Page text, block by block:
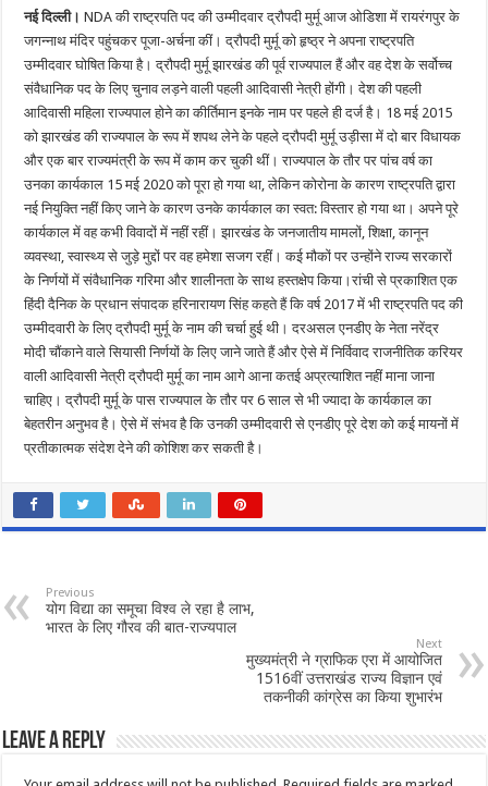
नई दिल्ली। NDA की राष्ट्रपति पद की उम्मीदवार द्रौपदी मुर्मू आज ओडिशा में रायरंगपुर के
जगन्नाथ मंदिर पहुंचकर पूजा-अर्चना कीं। द्रौपदी मुर्मू को हृष्ठ्र ने अपना राष्ट्रपति
उम्मीदवार घोषित किया है। द्रौपदी मुर्मू झारखंड की पूर्व राज्यपाल हैं और वह देश के सर्वोच्च
संवैधानिक पद के लिए चुनाव लड़ने वाली पहली आदिवासी नेत्री होंगी। देश की पहली
आदिवासी महिला राज्यपाल होने का कीर्तिमान इनके नाम पर पहले ही दर्ज है। 18 मई 2015
को झारखंड की राज्यपाल के रूप में शपथ लेने के पहले द्रौपदी मुर्मू उड़ीसा में दो बार विधायक
और एक बार राज्यमंत्री के रूप में काम कर चुकी थीं। राज्यपाल के तौर पर पांच वर्ष का
उनका कार्यकाल 15 मई 2020 को पूरा हो गया था, लेकिन कोरोना के कारण राष्ट्रपति द्वारा
नई नियुक्ति नहीं किए जाने के कारण उनके कार्यकाल का स्वत: विस्तार हो गया था। अपने पूरे
कार्यकाल में वह कभी विवादों में नहीं रहीं। झारखंड के जनजातीय मामलों, शिक्षा, कानून
व्यवस्था, स्वास्थ्य से जुड़े मुद्दों पर वह हमेशा सजग रहीं। कई मौकों पर उन्होंने राज्य सरकारों
के निर्णयों में संवैधानिक गरिमा और शालीनता के साथ हस्तक्षेप किया।रांची से प्रकाशित एक
हिंदी दैनिक के प्रधान संपादक हरिनारायण सिंह कहते हैं कि वर्ष 2017 में भी राष्ट्रपति पद की
उम्मीदवारी के लिए द्रौपदी मुर्मू के नाम की चर्चा हुई थी। दरअसल एनडीए के नेता नरेंद्र
मोदी चौंकाने वाले सियासी निर्णयों के लिए जाने जाते हैं और ऐसे में निर्विवाद राजनीतिक करियर
वाली आदिवासी नेत्री द्रौपदी मुर्मू का नाम आगे आना कतई अप्रत्याशित नहीं माना जाना
चाहिए। द्रौपदी मुर्मू के पास राज्यपाल के तौर पर 6 साल से भी ज्यादा के कार्यकाल का
बेहतरीन अनुभव है। ऐसे में संभव है कि उनकी उम्मीदवारी से एनडीए पूरे देश को कई मायनों में
प्रतीकात्मक संदेश देने की कोशिश कर सकती है।
Previous
योग विद्या का समूचा विश्व ले रहा है लाभ,
भारत के लिए गौरव की बात-राज्यपाल
Next
मुख्यमंत्री ने ग्राफिक एरा में आयोजित
1516वीं उत्तराखंड राज्य विज्ञान एवं
तकनीकी कांग्रेस का किया शुभारंभ
Leave a Reply